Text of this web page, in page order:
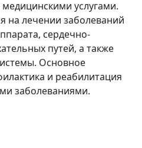
услугами.
на лечении заболеваний
сердечно-
путей, а также
Основное
и реабилитация
заболеваниями.